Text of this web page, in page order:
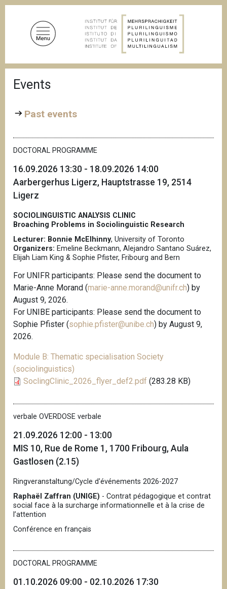
r
e
d
c
u
m
b
Events
Past events
DOCTORAL PROGRAMME
16.09.2026 13:30 - 18.09.2026 14:00
Aarbergerhus Ligerz, Hauptstrasse 19, 2514
Ligerz
SOCIOLINGUISTIC ANALYSIS CLINIC
Broaching Problems in Sociolinguistic Research
Lecturer: Bonnie McElhinny, University of Toronto
Organizers: Emeline Beckmann, Alejandro Santano Suárez,
Elijah Liam King & Sophie Pfister, Fribourg and Bern
For UNIFR participants: Please send the document to
Marie-Anne Morand (marie-anne.morand@unifr.ch) by
August 9, 2026.
For UNIBE participants: Please send the document to
Sophie Pfister (sophie.pfister@unibe.ch) by August 9,
2026.
Module B: Thematic specialisation Society
(sociolinguistics)
SoclingClinic_2026_flyer_def2.pdf (283.28 KB)
verbale OVERDOSE verbale
21.09.2026 12:00 - 13:00
MIS 10, Rue de Rome 1, 1700 Fribourg, Aula
Gastlosen (2.15)
Ringveranstaltung/Cycle d'événements 2026-2027
Raphaël Zaffran (UNIGE) - Contrat pédagogique et contrat
social face à la surcharge informationnelle et à la crise de
l’attention
Conférence en français
DOCTORAL PROGRAMME
01.10.2026 09:00 - 02.10.2026 17:30